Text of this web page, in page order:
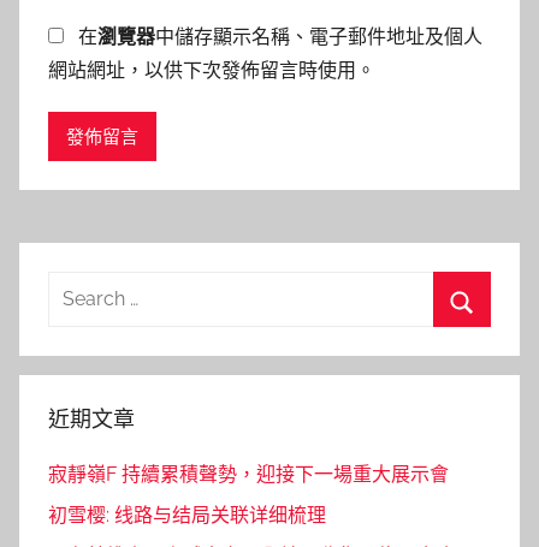
在瀏覽器中儲存顯示名稱、電子郵件地址及個人
網站網址，以供下次發佈留言時使用。
Search
近期文章
寂靜嶺F 持續累積聲勢，迎接下一場重大展示會
初雪樱: 线路与结局关联详细梳理